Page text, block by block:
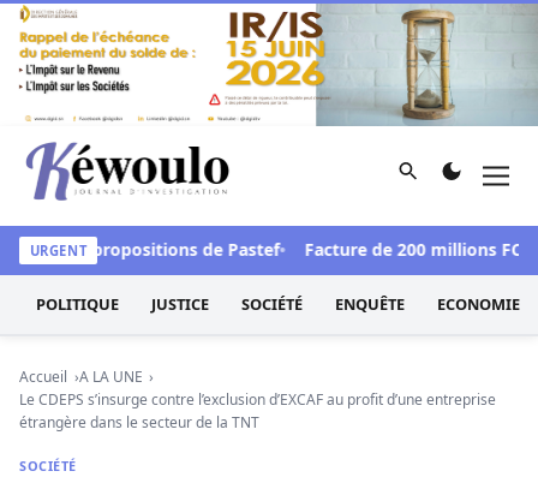
Aller au contenu
Kéwoulo, le premier site d'information et d'investigation
Rechercher
URGENT
les propositions de Pastef Facture de 200 millions FCFA
POLITIQUE JUSTICE SOCIÉTÉ ENQUÊTE ECONOMIE
Accueil
A LA UNE
Le CDEPS s’insurge contre l’exclusion d’EXCAF au profit d’une entreprise
étrangère dans le secteur de la TNT
SOCIÉTÉ